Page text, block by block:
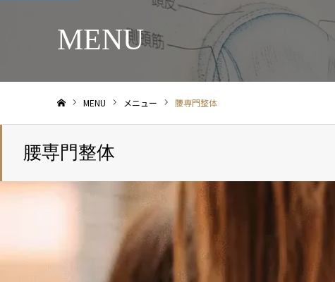
MENU
MENU メニュー 腰専門整体
腰専門整体